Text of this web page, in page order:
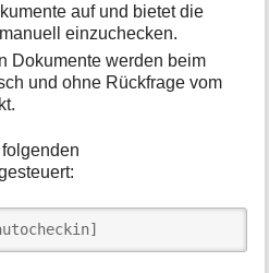
auf und bietet die
einzuchecken.
Dokumente werden beim
und ohne Rückfrage vom